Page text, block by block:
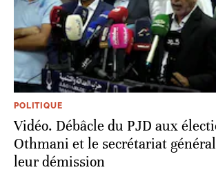
POLITIQUE
Vidéo. Débâcle du PJD aux
Othmani et le secrétariat
leur démission